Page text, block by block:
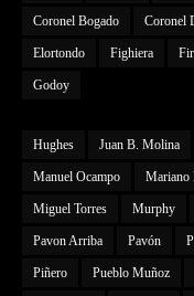
Coronel Bogado Coronel
Elortondo Fighiera
Godoy
Hughes Juan B. Molina
Manuel Ocampo Mariano
Miguel Torres Murphy
Pavon Arriba Pavón
Piñero Pueblo Muñoz